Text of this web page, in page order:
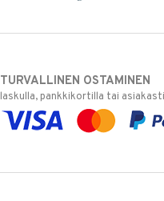
TURVALLINEN OSTAMINEN
laskulla, pankkikortilla tai